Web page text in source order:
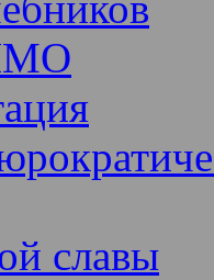
славы